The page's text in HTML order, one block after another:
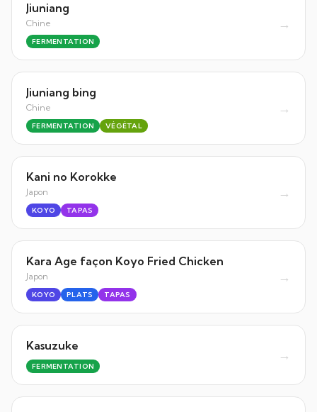
Jiuniang
Chine
FERMENTATION
→
Jiuniang bing
Chine
FERMENTATION VÉGÉTAL
→
Kani no Korokke
Japon
KOYO TAPAS
→
Kara Age façon Koyo Fried Chicken
Japon
KOYO PLATS TAPAS
→
Kasuzuke
FERMENTATION
→